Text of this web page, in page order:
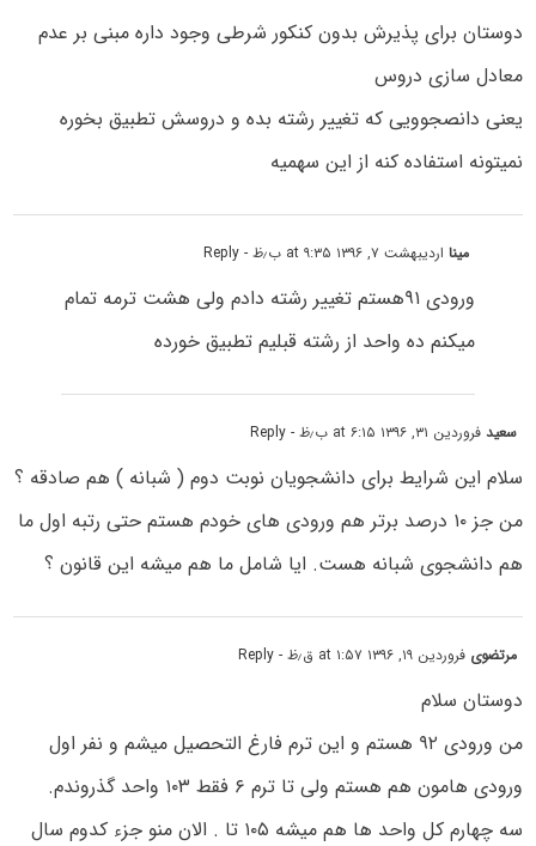
دوستان برای پذیرش بدون کنکور شرطی وجود داره مبنی بر عدم
معادل سازی دروس
یعنی دانصجوویی که تغییر رشته بده و دروسش تطبیق بخوره
نمیتونه استفاده کنه از این سهمیه
مینااردیبهشت ۷, ۱۳۹۶ at ۹:۳۵ ب٫ظ - Reply
ورودی ۹۱هستم تغییر رشته دادم ولی هشت ترمه تمام
میکنم ده واحد از رشته قبلیم تطبیق خورده
سعیدفروردین ۳۱, ۱۳۹۶ at ۶:۱۵ ب٫ظ - Reply
سلام این شرایط برای دانشجویان نوبت دوم ( شبانه ) هم صادقه ؟
من جز ۱۰ درصد برتر هم ورودی های خودم هستم حتی رتبه اول ما
هم دانشجوی شبانه هست. ایا شامل ما هم میشه این قانون ؟
مرتضوی فروردین ۱۹, ۱۳۹۶ at ۱:۵۷ ق٫ظ - Reply
دوستان سلام
من ورودی ۹۲ هستم و این ترم فارغ التحصیل میشم و نفر اول
ورودی هامون هم هستم ولی تا ترم ۶ فقط ۱۰۳ واحد گذروندم.
سه چهارم کل واحد ها هم میشه ۱۰۵ تا . الان منو جزء کدوم سال